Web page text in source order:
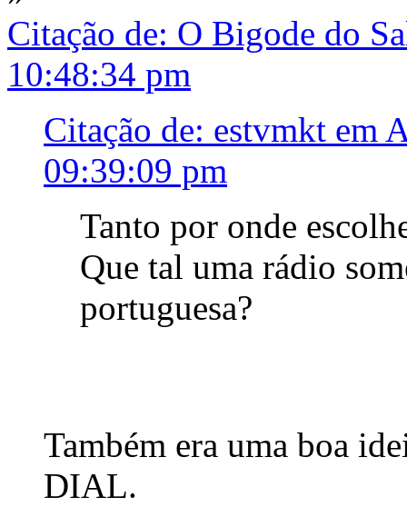
Citação de: O Bigode do
10:48:34 pm
Citação de: estvmkt em
09:39:09 pm
Tanto por onde
Que tal uma rádio
portuguesa?
Também era uma boa
DIAL.